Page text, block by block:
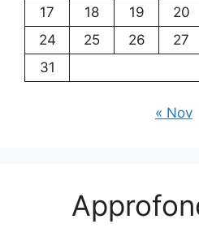
17
18 19 20
24
25 26 27
31
« Nov